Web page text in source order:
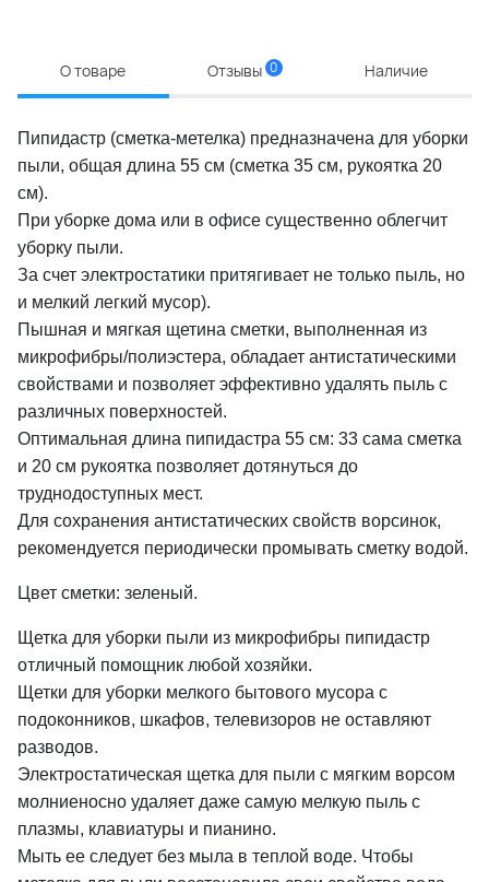
О товаре Отзывы 0 Наличие
Пипидастр (сметка-метелка) предназначена для уборки
пыли, общая длина 55 см (сметка 35 см, рукоятка 20
см).
При уборке дома или в офисе существенно облегчит
уборку пыли.
За счет электростатики притягивает не только пыль, но
и мелкий легкий мусор).
Пышная и мягкая щетина сметки, выполненная из
микрофибры/полиэстера, обладает антистатическими
свойствами и позволяет эффективно удалять пыль с
различных поверхностей.
Оптимальная длина пипидастра 55 см: 33 сама сметка
и 20 см рукоятка позволяет дотянуться до
труднодоступных мест.
Для сохранения антистатических свойств ворсинок,
рекомендуется периодически промывать сметку водой.
Цвет сметки: зеленый.
Щетка для уборки пыли из микрофибры пипидастр
отличный помощник любой хозяйки.
Щетки для уборки мелкого бытового мусора с
подоконников, шкафов, телевизоров не оставляют
разводов.
Электростатическая щетка для пыли с мягким ворсом
молниеносно удаляет даже самую мелкую пыль с
плазмы, клавиатуры и пианино.
Мыть ее следует без мыла в теплой воде. Чтобы